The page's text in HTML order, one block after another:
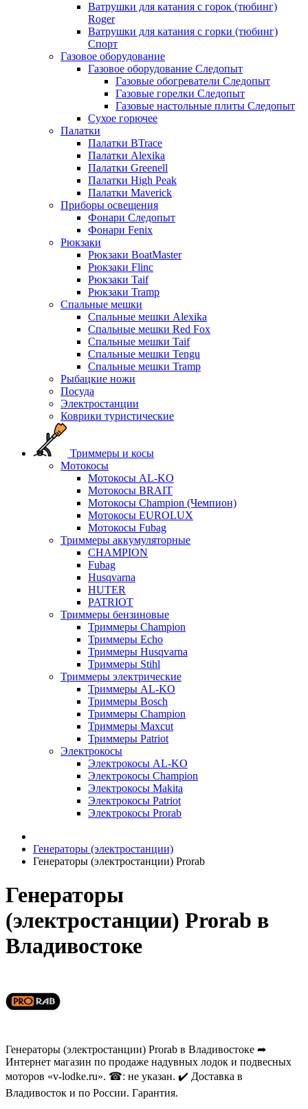
Ватрушки для катания с горок (тюбинг)
Roger
Ватрушки для катания с горки (тюбинг)
Спорт
Газовое оборудование
Газовое оборудование Следопыт
Газовые обогреватели Следопыт
Газовые горелки Следопыт
Газовые настольные плиты Следопыт
Сухое горючее
Палатки
Палатки BTrace
Палатки Alexika
Палатки Greenell
Палатки High Peak
Палатки Maverick
Приборы освещения
Фонари Следопыт
Фонари Fenix
Рюкзаки
Рюкзаки BoatMaster
Рюкзаки Flinc
Рюкзаки Taif
Рюкзаки Tramp
Спальные мешки
Спальные мешки Alexika
Спальные мешки Red Fox
Спальные мешки Taif
Спальные мешки Tengu
Спальные мешки Tramp
Рыбацкие ножи
Посуда
Электростанции
Коврики туристические
Триммеры и косы
Мотокосы
Мотокосы AL-KO
Мотокосы BRAIT
Мотокосы Champion (Чемпион)
Мотокосы EUROLUX
Мотокосы Fubag
Триммеры аккумуляторные
CHAMPION
Fubag
Husqvarna
HUTER
PATRIOT
Триммеры бензиновые
Триммеры Champion
Триммеры Echo
Триммеры Husqvarna
Триммеры Stihl
Триммеры электрические
Триммеры AL-KO
Триммеры Bosch
Триммеры Champion
Триммеры Maxcut
Триммеры Patriot
Электрокосы
Электрокосы AL-KO
Электрокосы Champion
Электрокосы Makita
Электрокосы Patriot
Электрокосы Prorab
Генераторы (электростанции)
Генераторы (электростанции) Prorab
Генераторы
(электростанции) Prorab в
Владивостоке
Генераторы (электростанции) Prorab в Владивостоке ➦
Интернет магазин по продаже надувных лодок и подвесных
моторов «v-lodke.ru». ☎: не указан. ✔️ Доставка в
Владивосток и по России. Гарантия.